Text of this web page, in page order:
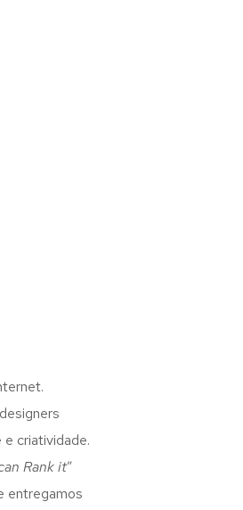
e criatividade.
Rank it”
entregamos